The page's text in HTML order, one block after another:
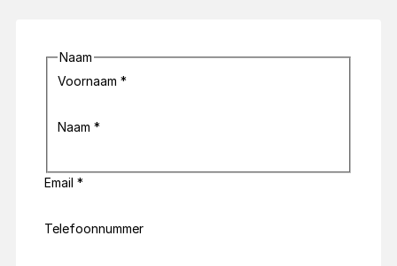
Naam
Voornaam *
Naam *
Email *
Telefoonnummer